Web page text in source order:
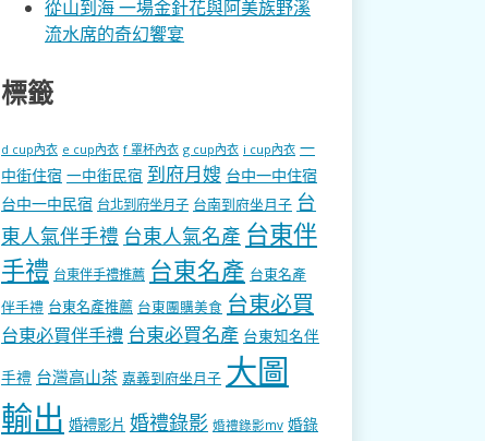
從山到海 一場金針花與阿美族野溪
流水席的奇幻饗宴
標籤
d cup內衣 e cup內衣 f 罩杯內衣 g cup內衣 i cup內衣 一
中街住宿 一中街民宿 到府月嫂 台中一中住宿
台中一中民宿 台北到府坐月子 台南到府坐月子 台
東人氣伴手禮 台東人氣名產 台東伴
手禮 台東伴手禮推薦 台東名產 台東名產
伴手禮 台東名產推薦 台東團購美食 台東必買
台東必買伴手禮 台東必買名產 台東知名伴
手禮 台灣高山茶 嘉義到府坐月子 大圖
輸出 婚禮影片 婚禮錄影 婚禮錄影mv 婚錄